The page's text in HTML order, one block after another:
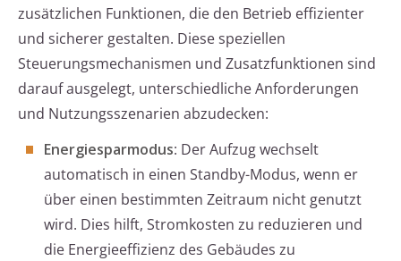
zusätzlichen Funktionen, die den Betrieb effizienter
und sicherer gestalten. Diese speziellen
Steuerungsmechanismen und Zusatzfunktionen sind
darauf ausgelegt, unterschiedliche Anforderungen
und Nutzungsszenarien abzudecken:
Energiesparmodus: Der Aufzug wechselt
automatisch in einen Standby-Modus, wenn er
über einen bestimmten Zeitraum nicht genutzt
wird. Dies hilft, Stromkosten zu reduzieren und
die Energieeffizienz des Gebäudes zu